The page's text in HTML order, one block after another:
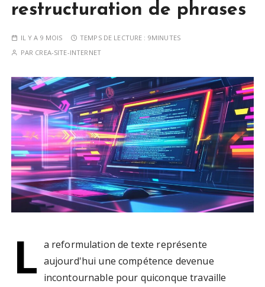
restructuration de phrases
IL Y A 9 MOIS TEMPS DE LECTURE : 9MINUTES
PAR CREA-SITE-INTERNET
L a reformulation de texte représente
aujourd'hui une compétence devenue
incontournable pour quiconque travaille